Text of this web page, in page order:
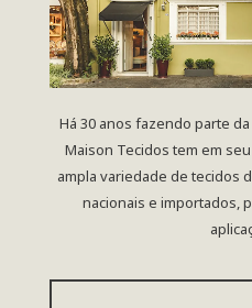
Há 30 anos fazendo parte
Maison Tecidos tem em
ampla variedade de tecidos
nacionais e importados,